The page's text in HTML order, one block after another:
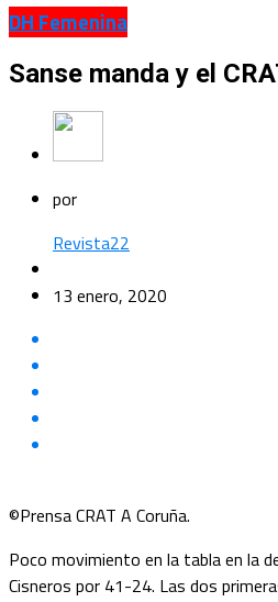
DH Femenina
Sanse manda y el
por
Revista22
13 enero, 2020
©Prensa CRAT A Coruña.
Poco movimiento en la tabla en la
Cisneros por 41-24. Las dos